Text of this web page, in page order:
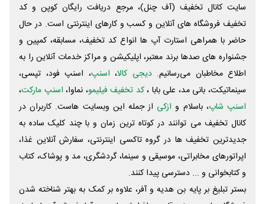
سایت کانال تخفیف (آف چنل)، مرجع دریافت رایگان کوپن و کد
تخفیف فروشگاه های آنلاین و کسب و‌ کارهای اینترنتی است. در حال
حاضر با همراهی استارت آپ ها انواع کد تخفیف، مسابقه، کمپین و
جشنواره های صدها برند معتبر، اپلیکیشن و مراکز خدمات آنلاین را به
اطلاع مخاطبان می‌رسانیم. دیجی کالا، اسنپ، اسنپ فود، تپسی،
سینماتیکت، بانی مد، علی‌ بابا ،کد تخفیف فیلیمو، نماوا، اسنپ مارکت،
اسنپ شاپ، باسلام و ازکی از جمله این وبسایت ‌هاست. کاربران در
کانال تخفیف می توانند در کوتاه ترین زمان و با چند کلیک ساده به
جدیدترین تخفیف ها در گروه تاکسی اینترنتی، سفارش آنلاین غذا،
اپراتورهای مخابراتی، موسیقی و سینما، گردشگری، مد و پوشاک، کتاب
و کتابخوانی و ... دسترسی پیدا کنند.
بستر تبلیغ بر پایه بن هدیه و آفر، علاوه بر کمک به بهتر شناخته شدن